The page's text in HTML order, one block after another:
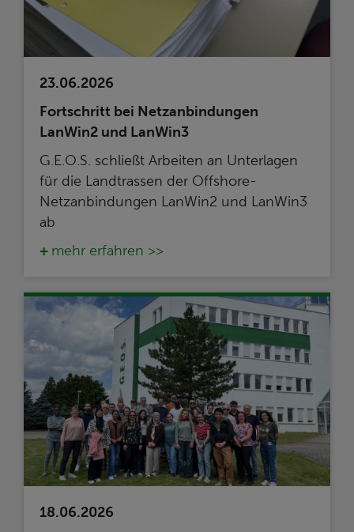
23.06.2026
Fortschritt bei Netzanbindungen
LanWin2 und LanWin3
G.E.O.S. schließt Arbeiten an Unterlagen
für die Landtrassen der Offshore-
Netzanbindungen LanWin2 und LanWin3
ab
mehr erfahren >>
18.06.2026